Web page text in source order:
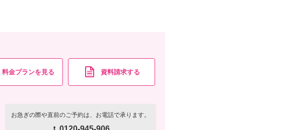
料金プランを見る 資料請求する
お急ぎの際や直前のご予約は、お電話で承ります。